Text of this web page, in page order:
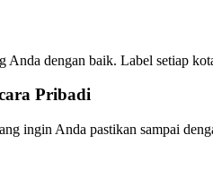
Anda dengan baik. Label setiap
Pribadi
ingin Anda pastikan sampai